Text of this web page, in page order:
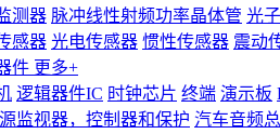
测器 脉冲线性射频功率晶体管 光
感器 光电传感器 惯性传感器 震动
件 更多+
逻辑器件IC 时钟芯片 终端 演示板
监视器，控制器和保护 汽车音频